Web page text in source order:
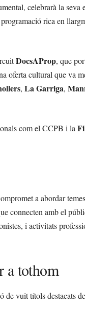
celebrarà la
rica en
DocsAProp, que
oferta cultural que va
, La Garriga,
com el CCPB i la
a abordar
connecten amb el
i activitats
a tothom
de vuit títols destacats